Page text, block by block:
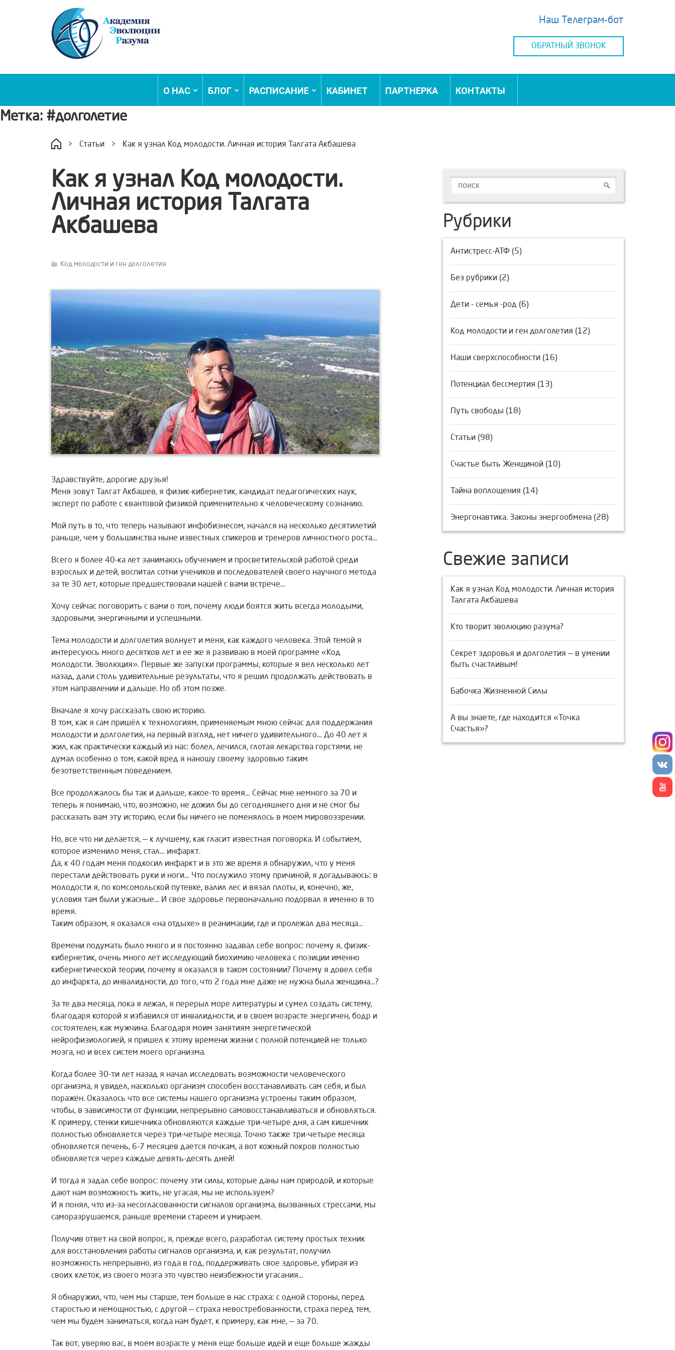
Наш Телеграм-бот
ОБРАТНЫЙ ЗВОНОК
О НАС БЛОГ РАСПИСАНИЕ КАБИНЕТ ПАРТНЕРКА КОНТАКТЫ
Метка: #долголетие
> Статьи > Как я узнал Код молодости. Личная история Талгата Акбашева
Как я узнал Код молодости.
Личная история Талгата
Акбашева
Код молодости и ген долголетия
Здравствуйте, дорогие друзья!
Меня зовут Талгат Акбашев, я физик-кибернетик, кандидат педагогических наук,
эксперт по работе с квантовой физикой применительно к человеческому сознанию.
Мой путь в то, что теперь называют инфобизнесом, начался на несколько десятилетий
раньше, чем у большинства ныне известных спикеров и тренеров личностного роста…
Всего я более 40-ка лет занимаюсь обучением и просветительской работой среди
взрослых и детей, воспитал сотни учеников и последователей своего научного метода
за те 30 лет, которые предшествовали нашей с вами встрече…
Хочу сейчас поговорить с вами о том, почему люди боятся жить всегда молодыми,
здоровыми, энергичными и успешными.
Тема молодости и долголетия волнует и меня, как каждого человека. Этой темой я
интересуюсь много десятков лет и ее же я развиваю в моей программе «Код
молодости. Эволюция». Первые же запуски программы, которые я вел несколько лет
назад, дали столь удивительные результаты, что я решил продолжать действовать в
этом направлении и дальше. Но об этом позже.
Вначале я хочу рассказать свою историю.
В том, как я сам пришёл к технологиям, применяемым мною сейчас для поддержания
молодости и долголетия, на первый взгляд, нет ничего удивительного… До 40 лет я
жил, как практически каждый из нас: болел, лечился, глотая лекарства горстями, не
думал особенно о том, какой вред я наношу своему здоровью таким
безответственным поведением.
Все продолжалось бы так и дальше, какое-то время… Сейчас мне немного за 70 и
теперь я понимаю, что, возможно, не дожил бы до сегодняшнего дня и не смог бы
рассказать вам эту историю, если бы ничего не поменялось в моем мировоззрении.
Но, все что ни делается, — к лучшему, как гласит известная поговорка. И событием,
которое изменило меня, стал… инфаркт.
Да, к 40 годам меня подкосил инфаркт и в это же время я обнаружил, что у меня
перестали действовать руки и ноги… Что послужило этому причиной, я догадываюсь: в
молодости я, по комсомольской путевке, валил лес и вязал плоты, и, конечно, же,
условия там были ужасные… И свое здоровье первоначально подорвал я именно в то
время.
Таким образом, я оказался «на отдыхе» в реанимации, где и пролежал два месяца…
Времени подумать было много и я постоянно задавал себе вопрос: почему я, физик-
кибернетик, очень много лет исследующий биохимию человека с позиции именно
кибернетической теории, почему я оказался в таком состоянии? Почему я довел себя
до инфаркта, до инвалидности, до того, что 2 года мне даже не нужна была женщина…?
За те два месяца, пока я лежал, я перерыл море литературы и сумел создать систему,
благодаря которой я избавился от инвалидности, и в своем возрасте энергичен, бодр и
состоятелен, как мужчина. Благодаря моим занятиям энергетической
нейрофизиологией, я пришел к этому времени жизни с полной потенцией не только
мозга, но и всех систем моего организма.
Когда более 30-ти лет назад я начал исследовать возможности человеческого
организма, я увидел, насколько организм способен восстанавливать сам себя, и был
поражён. Оказалось что все системы нашего организма устроены таким образом,
чтобы, в зависимости от функции, непрерывно самовосстанавливаться и обновляться.
К примеру, стенки кишечника обновляются каждые три-четыре дня, а сам кишечник
полностью обновляется через три-четыре месяца. Точно также три-четыре месяца
обновляется печень, 6-7 месяцев дается почкам, а вот кожный покров полностью
обновляется через каждые девять-десять дней!
И тогда я задал себе вопрос: почему эти силы, которые даны нам природой, и которые
дают нам возможность жить, не угасая, мы не используем?
И я понял, что из-за несогласованности сигналов организма, вызванных стрессами, мы
саморазрушаемся, раньше времени стареем и умираем.
Получив ответ на свой вопрос, я, прежде всего, разработал систему простых техник
для восстановления работы сигналов организма, и, как результат, получил
возможность непрерывно, из года в год, поддерживать свое здоровье, убирая из
своих клеток, из своего мозга это чувство неизбежности угасания…
Я обнаружил, что, чем мы старше, тем больше в нас страха: с одной стороны, перед
старостью и немощностью, с другой — страха невостребованности, страха перед тем,
чем мы будем заниматься, когда нам будет, к примеру, как мне, — за 70.
Так вот, уверяю вас, в моем возрасте у меня еще больше идей и еще больше жажды
Рубрики
Антистресс-АТФ (5)
Без рубрики (2)
Дети - семья -род (6)
Код молодости и ген долголетия (12)
Наши сверхспособности (16)
Потенциал бессмертия (13)
Путь свободы (18)
Статьи (98)
Счастье быть Женщиной (10)
Тайна воплощения (14)
Энергонавтика. Законы энергообмена (28)
Свежие записи
Как я узнал Код молодости. Личная история
Талгата Акбашева
Кто творит эволюцию разума?
Секрет здоровья и долголетия — в умении
быть счастливым!
Бабочка Жизненной Силы
А вы знаете, где находится «Точка
Счастья»?